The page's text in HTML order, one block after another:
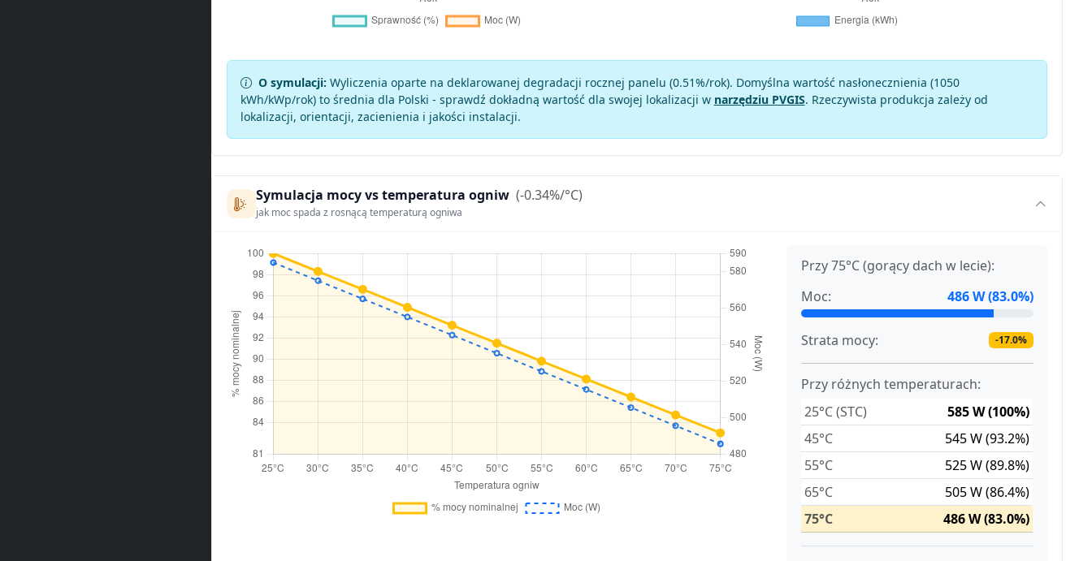
O symulacji: Wyliczenia oparte na deklarowanej degradacji rocznej panelu (0.51%/rok). Domyślna wartość nasłonecznienia (1050
kWh/kWp/rok) to średnia dla Polski - sprawdź dokładną wartość dla swojej lokalizacji w narzędziu PVGIS. Rzeczywista produkcja zależy od
lokalizacji, orientacji, zacienienia i jakości instalacji.
Symulacja mocy vs temperatura ogniw (-0.34%/°C)
jak moc spada z rosnącą temperaturą ogniwa
Przy 75°C (gorący dach w lecie):
Moc:
486 W (83.0%)
Strata mocy: -17.0%
Przy różnych temperaturach:
25°C (STC)
585 W (100%)
45°C
545 W (93.2%)
55°C
525 W (89.8%)
65°C
505 W (86.4%)
75°C
486 W (83.0%)